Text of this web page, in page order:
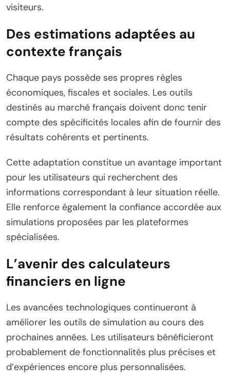
visiteurs.
Des estimations adaptées au
contexte français
Chaque pays possède ses propres règles
économiques, fiscales et sociales. Les outils
destinés au marché français doivent donc tenir
compte des spécificités locales afin de fournir des
résultats cohérents et pertinents.
Cette adaptation constitue un avantage important
pour les utilisateurs qui recherchent des
informations correspondant à leur situation réelle.
Elle renforce également la confiance accordée aux
simulations proposées par les plateformes
spécialisées.
L’avenir des calculateurs
financiers en ligne
Les avancées technologiques continueront à
améliorer les outils de simulation au cours des
prochaines années. Les utilisateurs bénéficieront
probablement de fonctionnalités plus précises et
d’expériences encore plus personnalisées.